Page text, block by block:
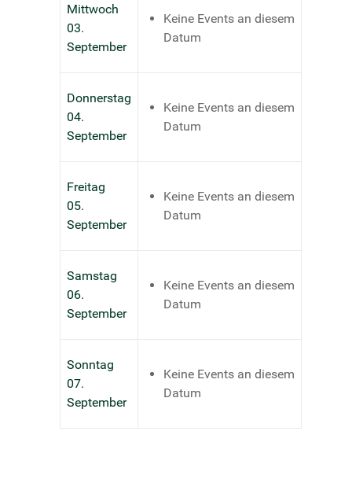
Mittwoch
03.
September
Keine Events an diesem
Datum
Donnerstag
04.
September
Keine Events an diesem
Datum
Freitag
05.
September
Keine Events an diesem
Datum
Samstag
06.
September
Keine Events an diesem
Datum
Sonntag
07.
September
Keine Events an diesem
Datum